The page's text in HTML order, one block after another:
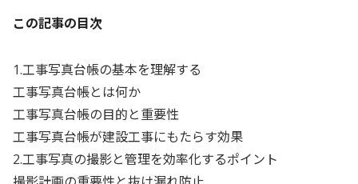
この記事の目次
1.工事写真台帳の基本を理解する
工事写真台帳とは何か
工事写真台帳の目的と重要性
工事写真台帳が建設工事にもたらす効果
2.工事写真の撮影と管理を効率化するポイント